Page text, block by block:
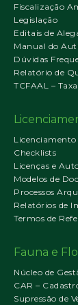
Fiscalização
Legislação
Editais de
Manual do
Dúvidas
Relatório de
TCFAAL –
Checklists
Licenças e
Modelos de
Processos
Relatórios de
Termos de
Fauna e
Núcleo de
CAR –
Supressão de